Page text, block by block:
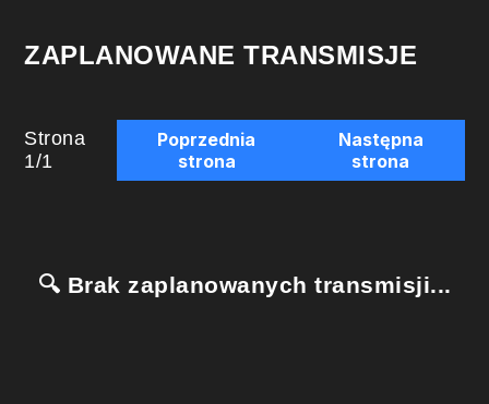
ZAPLANOWANE TRANSMISJE
Strona
1/1
Poprzednia
strona
Następna
strona
🔍 Brak zaplanowanych transmisji...